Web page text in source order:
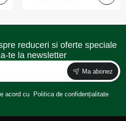
reduceri si oferte speciale
te la newsletter
Ma abonez
acord cu Politica de confidențialitate